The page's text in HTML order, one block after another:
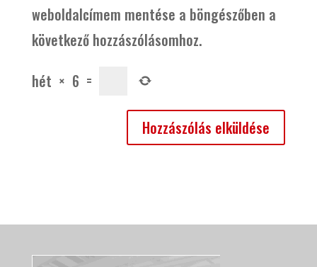
weboldalcímem mentése a böngészőben a
következő hozzászólásomhoz.
hét × 6 =